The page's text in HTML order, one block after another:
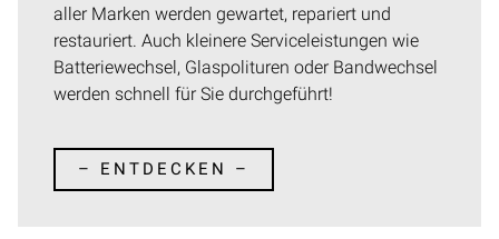
aller Marken werden gewartet, repariert und
restauriert. Auch kleinere Serviceleistungen wie
Batteriewechsel, Glaspolituren oder Bandwechsel
werden schnell für Sie durchgeführt!
– ENTDECKEN –